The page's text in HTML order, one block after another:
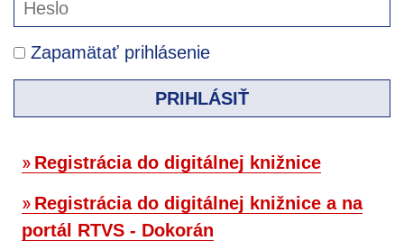
Zapamätať prihlásenie
PRIHLÁSIŤ
Registrácia do digitálnej knižnice
Registrácia do digitálnej knižnice a na
portál RTVS - Dokorán